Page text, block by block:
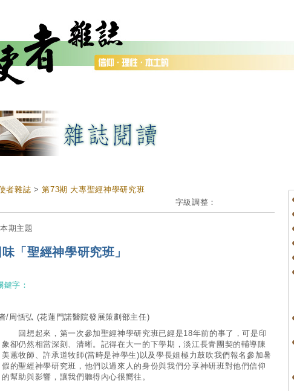
者雜誌 >第73期 大專聖經神學研究班
字級調整：
本期主題
味「聖經神學研究班」
鍵字：
/周恬弘 (花蓮門諾醫院發展策劃部主任)
回想起來，第一次參加聖經神學研究班已經是18年前的事了，可是印
象卻仍然相當深刻、清晰。記得在大一的下學期，淡江長青團契的輔導陳
美蕙牧師、許承道牧師(當時是神學生)以及學長姐極力鼓吹我們報名參加暑
假的聖經神學研究班，他們以過來人的身份與我們分享神研班對他們信仰
的幫助與影響，讓我們聽得內心很嚮往。